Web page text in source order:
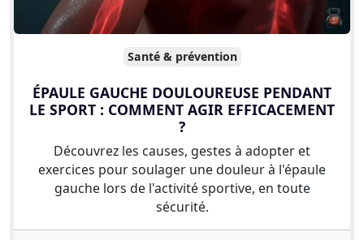
Santé & prévention
ÉPAULE GAUCHE DOULOUREUSE PENDANT
LE SPORT : COMMENT AGIR EFFICACEMENT
?
Découvrez les causes, gestes à adopter et
exercices pour soulager une douleur à l'épaule
gauche lors de l'activité sportive, en toute
sécurité.